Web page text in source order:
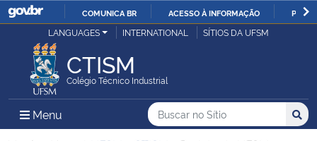
IR
COMUNICA BR ACESSO À INFORMAÇÃO
Ministério da Justiça e Segurança Pública
Ministério da Defesa
LANGUAGES INTERNATIONAL SÍTIOS DA UFSM
CTISM
Colégio Técnico Industrial
Menu Menu Principal do Sítio
Busca
Buscar no no Sítio
Busca: